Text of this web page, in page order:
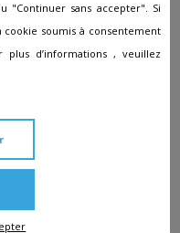
dames
Goële
"Continuer sans accepter". Si
cookie soumis à consentement
d’informations , veuillez